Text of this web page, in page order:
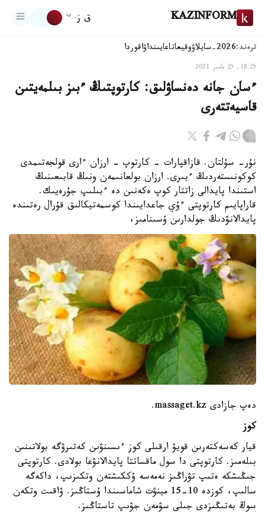
KAZINFORM ق ز
ترەند:2026-سايلاۋ وقيعاتاعايىنداۋاقوردا
18:25, 25 مامىر 2021
ءسان جانە دەنساۋلىق: كارتوپتىڭ ءبىز بىلمەيتىن
قاسيەتتەرى
نۇر- سۇلتان. قازاقپارات - كارتوپ - ارزان ءارى قولجەتىمدى
كوكونىستەردىڭ ءبىرى. ارزان بولعانىمەن ونىڭ قابىعىنىڭ
استىندا پايدالى زاتتار كوپ ەكەنىن دە ءبىلىپ جۇرەيىك.
قاراپايىم كارتوپتى ءۇي جاعدايىندا كوسمەتيكالىق قۇرال رەتىندە
پايدالانۋدىڭ جولدارىن ۇسىنامىز،
دەپ جازادى massaget.kz.
كوز
قيار كەسەكتەرىن قويۋ ارقىلى كوز ءىسىنۋىن كەتىرۋگە بولاتىنىن
بىلەمىز. كارتوپتى دا سول ماقساتتا پايدالانۋعا بولادى. كارتوپتى
جىڭىشكە ەتىپ تۋراڭىز نەمەسە ۇككىشتەن وتكىزىپ، داكەگە
سالىپ، كوزدە 10-15 مينۋت شاماسىندا ۇستاڭىز. ۋاقىت وتكەن
سوڭ بەتىڭىزدى جىلى سۋمەن جۋىپ تاستاڭىز.